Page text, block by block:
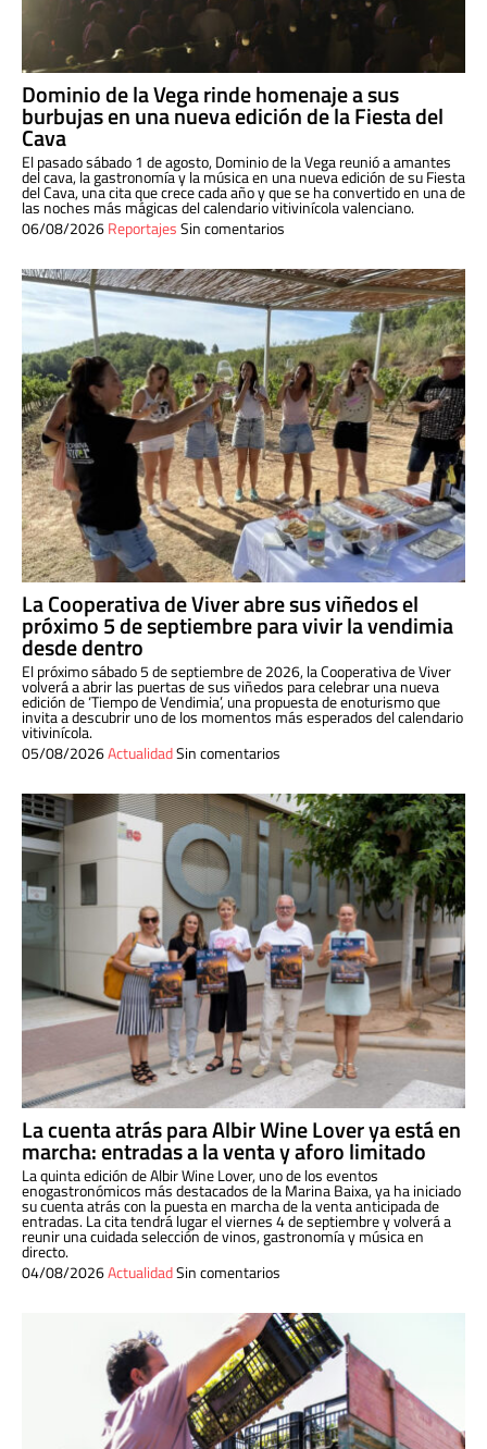
Dominio de la Vega rinde homenaje a sus
burbujas en una nueva edición de la Fiesta del
Cava
El pasado sábado 1 de agosto, Dominio de la Vega reunió a amantes
del cava, la gastronomía y la música en una nueva edición de su Fiesta
del Cava, una cita que crece cada año y que se ha convertido en una de
las noches más mágicas del calendario vitivinícola valenciano.
06/08/2026ReportajesSin comentarios
La Cooperativa de Viver abre sus viñedos el
próximo 5 de septiembre para vivir la vendimia
desde dentro
El próximo sábado 5 de septiembre de 2026, la Cooperativa de Viver
volverá a abrir las puertas de sus viñedos para celebrar una nueva
edición de ‘Tiempo de Vendimia’, una propuesta de enoturismo que
invita a descubrir uno de los momentos más esperados del calendario
vitivinícola.
05/08/2026ActualidadSin comentarios
La cuenta atrás para Albir Wine Lover ya está en
marcha: entradas a la venta y aforo limitado
La quinta edición de Albir Wine Lover, uno de los eventos
enogastronómicos más destacados de la Marina Baixa, ya ha iniciado
su cuenta atrás con la puesta en marcha de la venta anticipada de
entradas. La cita tendrá lugar el viernes 4 de septiembre y volverá a
reunir una cuidada selección de vinos, gastronomía y música en
directo.
04/08/2026ActualidadSin comentarios